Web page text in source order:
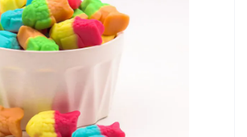
پسته احمد آقایی